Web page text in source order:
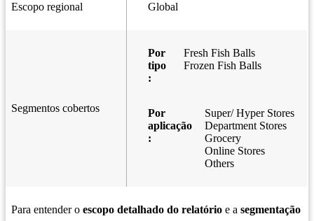
Escopo regional Global
Segmentos cobertos
Por
tipo
:
Fresh Fish Balls
Frozen Fish Balls
Por
aplicação
:
Super/ Hyper Stores
Department Stores
Grocery
Online Stores
Others
Para entender o escopo detalhado do relatório e a segmentação